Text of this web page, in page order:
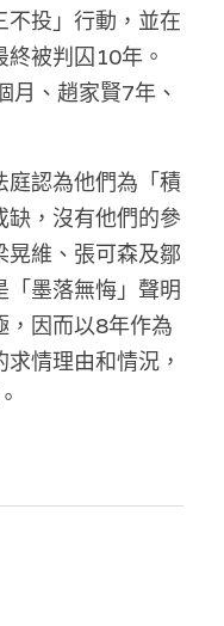
不投」行動，並在
終被判囚10年。
月、趙家賢7年、
庭認為他們為「積
缺，沒有他們的參
晃維、張可森及鄒
墨落無悔」聲明
，因而以8年作為
情理由和情況，